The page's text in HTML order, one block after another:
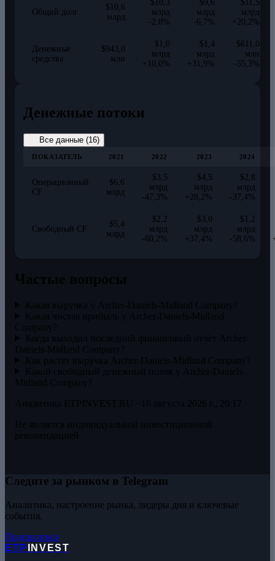
Общий долг
$10,6
млрд
$10,3
млрд
-2,8%
$9,6
млрд
-6,7%
$11,5
млрд
+20,2%
Денежные
средства
$943,0
млн
$1,0
млрд
+10,0%
$1,4
млрд
+31,9%
$611,0
млн
-55,3%
Денежные потоки
Все данные (16)
ПОКАЗАТЕЛЬ 2021 2022 2023 2024
Операционный
CF
$6,6
млрд
$3,5
млрд
-47,3%
$4,5
млрд
+28,2%
$2,8
млрд
-37,4%
Свободный CF
$5,4
млрд
$2,2
млрд
-60,2%
$3,0
млрд
+37,4%
$1,2
млрд
-58,6%
Следите за рынком в Telegram
Аналитика, настроение рынка, лидеры дня и ключевые
события.
Подписаться
ETP
INVEST